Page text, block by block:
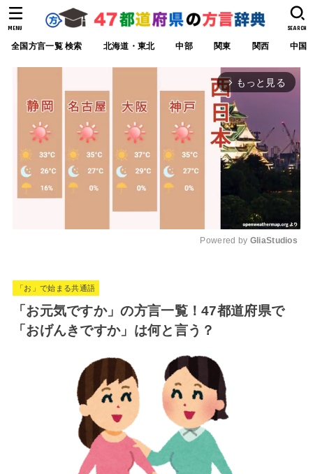
全国方言一覧 検索 北海道・東北 中部 関東 関西 中国
SEARCH
MENU
arrow_forward_ios もっと見る
e
Powered by GliaStudios
「お」で始まる共通語
「お元気ですか」の方言一覧！47都道府県で
「おげんきですか」は何と言う？